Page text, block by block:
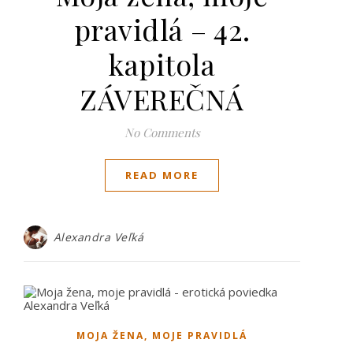
pravidlá – 42.
kapitola
ZÁVEREČNÁ
No Comments
READ MORE
Alexandra Veľká
MOJA ŽENA, MOJE PRAVIDLÁ